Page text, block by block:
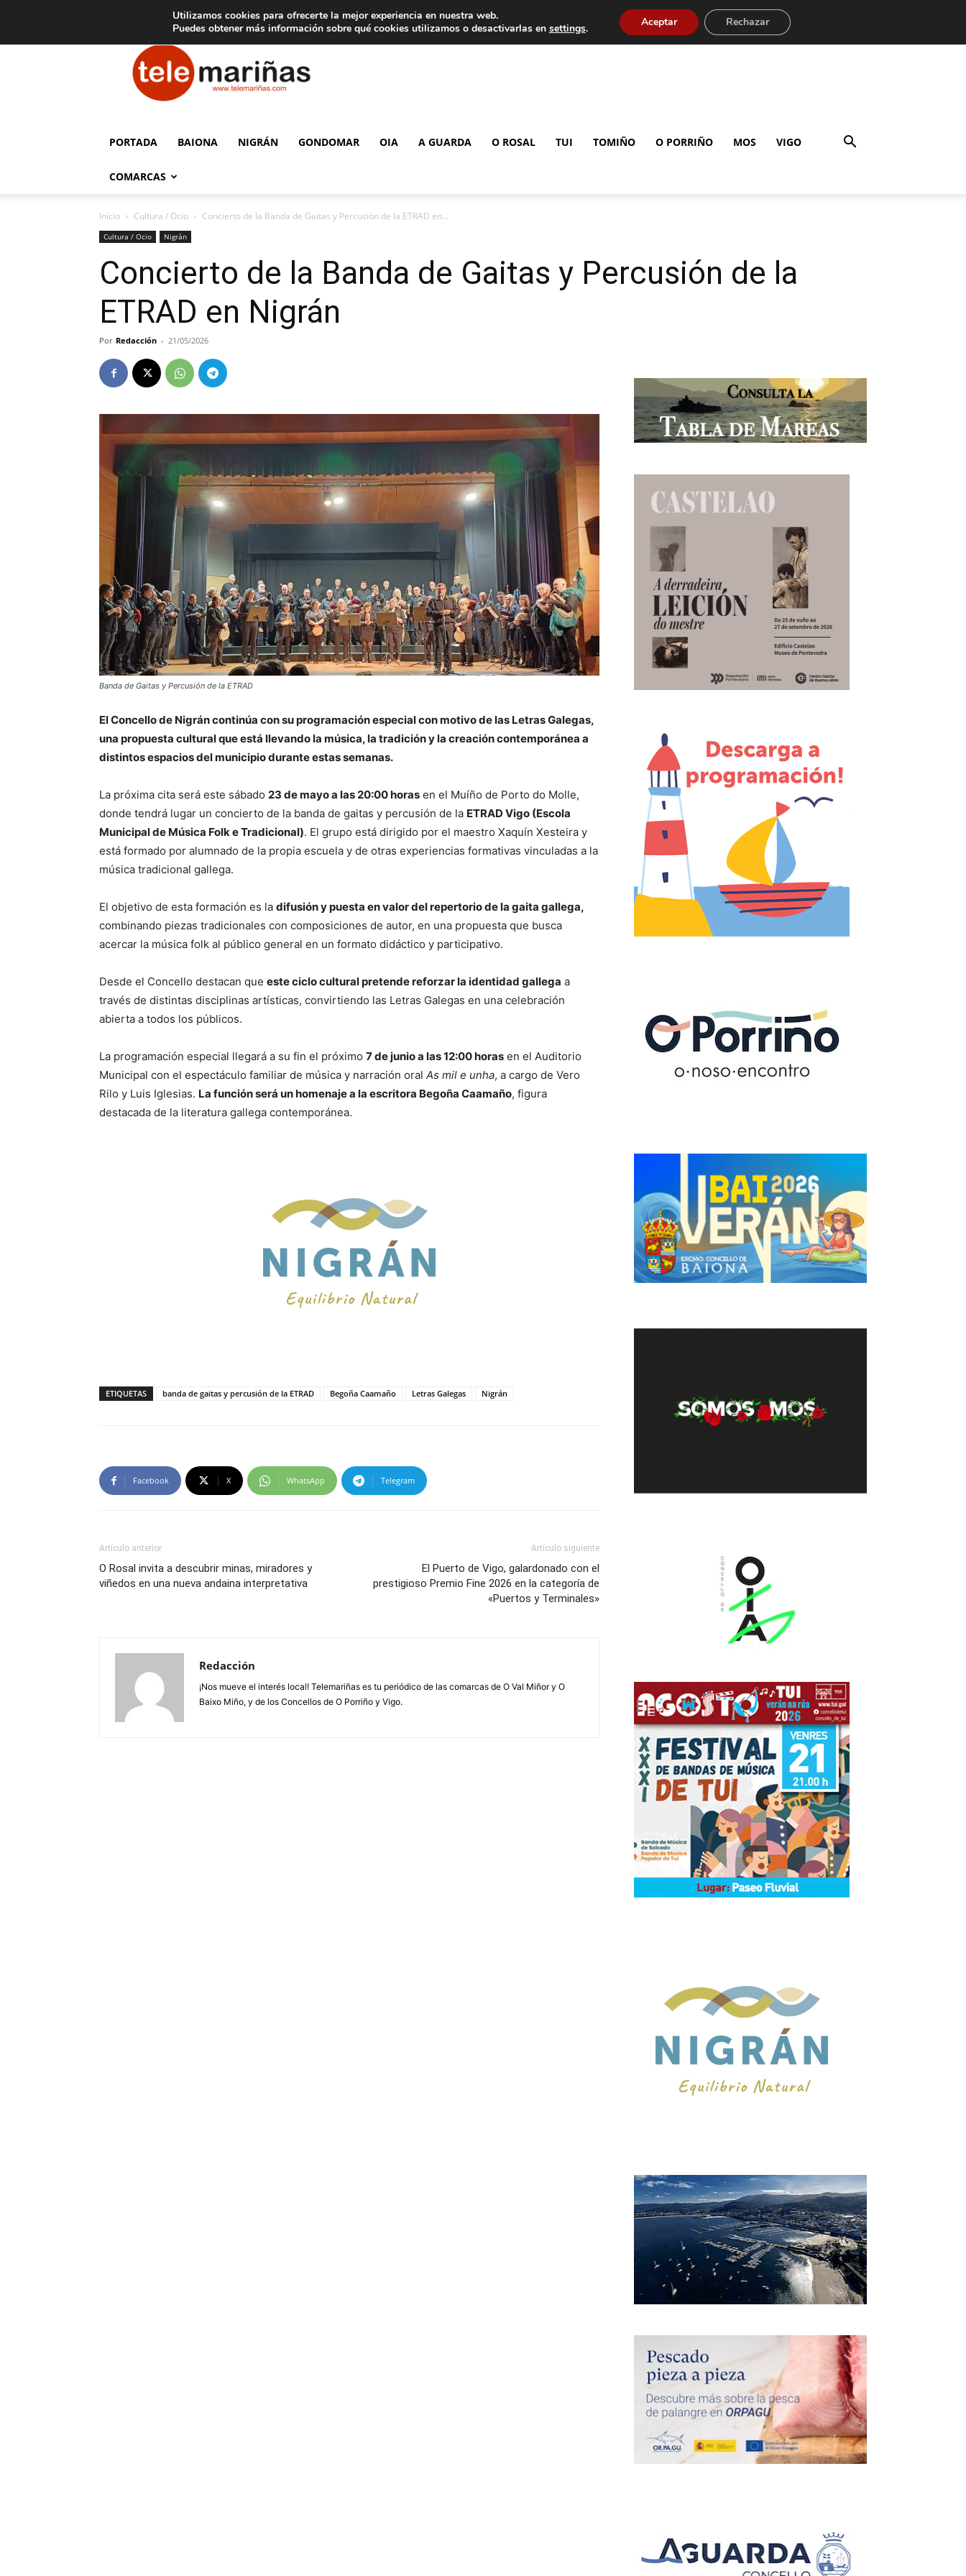
Aviso legal Tarifas de publicidad
Telemariñas
PORTADA BAIONA NIGRÁN GONDOMAR OIA A GUARDA O ROSAL TUI TOMIÑO O PORRIÑO MOS VIGO
COMARCAS
Inicio Cultura / Ocio Concierto de la Banda de Gaitas y Percusión de la ETRAD en...
Cultura / Ocio Nigrán
Concierto de la Banda de Gaitas y Percusión de la
ETRAD en Nigrán
Por Redacción - 21/05/2026
Banda de Gaitas y Percusión de la ETRAD
El Concello de Nigrán continúa con su programación especial con motivo de las Letras Galegas,
una propuesta cultural que está llevando la música, la tradición y la creación contemporánea a
distintos espacios del municipio durante estas semanas.
La próxima cita será este sábado 23 de mayo a las 20:00 horas en el Muíño de Porto do Molle,
donde tendrá lugar un concierto de la banda de gaitas y percusión de la ETRAD Vigo (Escola
Municipal de Música Folk e Tradicional). El grupo está dirigido por el maestro Xaquín Xesteira y
está formado por alumnado de la propia escuela y de otras experiencias formativas vinculadas a la
música tradicional gallega.
El objetivo de esta formación es la difusión y puesta en valor del repertorio de la gaita gallega,
combinando piezas tradicionales con composiciones de autor, en una propuesta que busca
acercar la música folk al público general en un formato didáctico y participativo.
Desde el Concello destacan que este ciclo cultural pretende reforzar la identidad gallega a
través de distintas disciplinas artísticas, convirtiendo las Letras Galegas en una celebración
abierta a todos los públicos.
La programación especial llegará a su fin el próximo 7 de junio a las 12:00 horas en el Auditorio
Municipal con el espectáculo familiar de música y narración oral As mil e unha, a cargo de Vero
Rilo y Luis Iglesias. La función será un homenaje a la escritora Begoña Caamaño, figura
destacada de la literatura gallega contemporánea.
ETIQUETAS banda de gaitas y percusión de la ETRAD Begoña Caamaño Letras Galegas Nigrán
Facebook X WhatsApp Telegram
Artículo anterior
O Rosal invita a descubrir minas, miradores y
viñedos en una nueva andaina interpretativa
Artículo siguiente
El Puerto de Vigo, galardonado con el
prestigioso Premio Fine 2026 en la categoría de
«Puertos y Terminales»
Redacción
¡Nos mueve el interés local! Telemariñas es tu periódico de las comarcas de O Val Miñor y O
Baixo Miño, y de los Concellos de O Porriño y Vigo.
Utilizamos cookies para ofrecerte la mejor experiencia en nuestra web.
Puedes obtener más información sobre qué cookies utilizamos o desactivarlas en settings. Aceptar Rechazar